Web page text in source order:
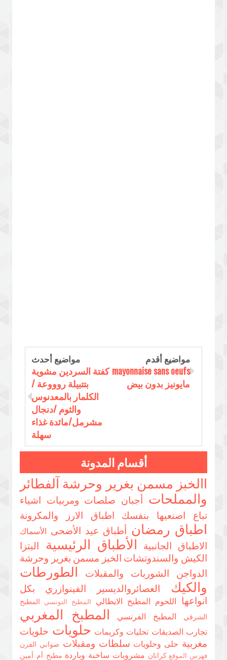
مواضيع أحدث
كفتة السردين مشوية
بتتبيلة روووعة /
الكلمار بالمعدنوس
والثوم /دنجال
مشرمل/مائدة غذاء
سهلة
مواضيع أقدم
mayonnaise sans oeufs
مايونيز بدون بيض
أقسام المدونة
االخبز مسمن بغرير وحرشة آلفطائر
والمملحاتأجبان صلصات ومربيات اشياء
تباع اصنعيها بنفسك اطباق الارز والمكرونة
اطباق رمضان أطباق عيد الأضحى الأسماك
الاطباق الجانبية الأطباق الرئيسية
البتزا
الكيش والسندوتشات الخبز مسمن بغرير وحرشة
الدواجن الشوربات والمقبلات الطورطات
والكيك
العصائروالديسير الفينوازري بكل
انواعها
اللحوم المطبخ الايطالي المطبخ التونسي المطبخ
الشرقي المطبخ الفرنسي المطبخ المغربي
تجارب الصديقات تحليات وكريمات حلويات حلويات
مغربية حلى وحلويات سلطات ومقبلات صواني الفرن
فهرس الموقعكراتان مشروبات ساخنة وباردة مطبخ أم أمين